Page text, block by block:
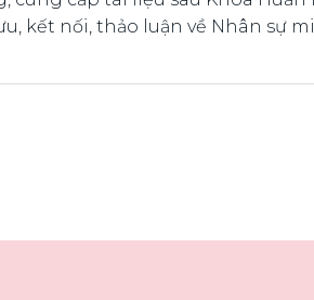
kết nối, thảo luận về Nhân sự